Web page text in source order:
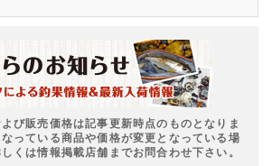
び販売価格は記事更新時点のものとなりま
っている商品や価格が変更となっている場
くは情報掲載店舗までお問合わせ下さい。